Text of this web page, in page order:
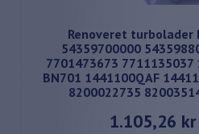
Renoveret turbolader
54359700000
7701473673 7711135037
BN701 1441100QAF
8200022735
1.105,26 kr